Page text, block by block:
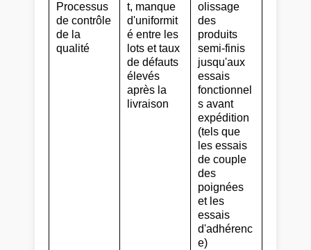
Processus
de contrôle
de la
qualité
t, manque
d'uniformit
é entre les
lots et taux
de défauts
élevés
après la
livraison
olissage
des
produits
semi-finis
jusqu'aux
essais
fonctionnel
s avant
expédition
(tels que
les essais
de couple
des
poignées
et les
essais
d'adhérenc
e)